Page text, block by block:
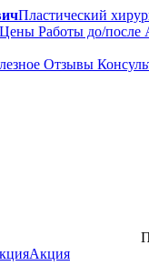
Пластический
Цены Работы до/после
Отзывы
Акция